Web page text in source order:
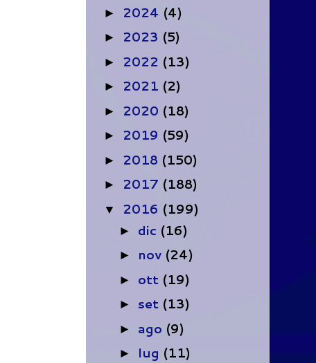
► 2024 (4)
► 2023 (5)
► 2022 (13)
► 2021 (2)
► 2020 (18)
► 2019 (59)
► 2018 (150)
► 2017 (188)
▼ 2016 (199)
► dic (16)
► nov (24)
► ott (19)
► set (13)
► ago (9)
► lug (11)